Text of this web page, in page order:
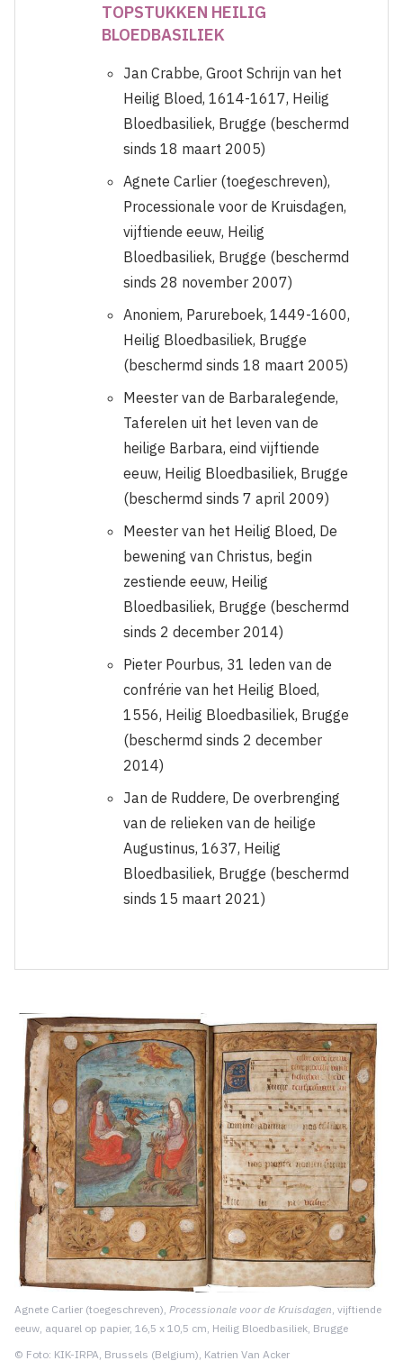
TOPSTUKKEN HEILIG
BLOEDBASILIEK
Jan Crabbe, Groot Schrijn van het
Heilig Bloed, 1614-1617, Heilig
Bloedbasiliek, Brugge (beschermd
sinds 18 maart 2005)
Agnete Carlier (toegeschreven),
Processionale voor de Kruisdagen,
vijftiende eeuw, Heilig
Bloedbasiliek, Brugge (beschermd
sinds 28 november 2007)
Anoniem, Parureboek, 1449-1600,
Heilig Bloedbasiliek, Brugge
(beschermd sinds 18 maart 2005)
Meester van de Barbaralegende,
Taferelen uit het leven van de
heilige Barbara, eind vijftiende
eeuw, Heilig Bloedbasiliek, Brugge
(beschermd sinds 7 april 2009)
Meester van het Heilig Bloed, De
bewening van Christus, begin
zestiende eeuw, Heilig
Bloedbasiliek, Brugge (beschermd
sinds 2 december 2014)
Pieter Pourbus, 31 leden van de
confrérie van het Heilig Bloed,
1556, Heilig Bloedbasiliek, Brugge
(beschermd sinds 2 december
2014)
Jan de Ruddere, De overbrenging
van de relieken van de heilige
Augustinus, 1637, Heilig
Bloedbasiliek, Brugge (beschermd
sinds 15 maart 2021)
Agnete Carlier (toegeschreven), Processionale voor de Kruisdagen , vijftiende
eeuw, aquarel op papier, 16,5 x 10,5 cm, Heilig Bloedbasiliek, Brugge
© Foto: KIK-IRPA, Brussels (Belgium), Katrien Van Acker